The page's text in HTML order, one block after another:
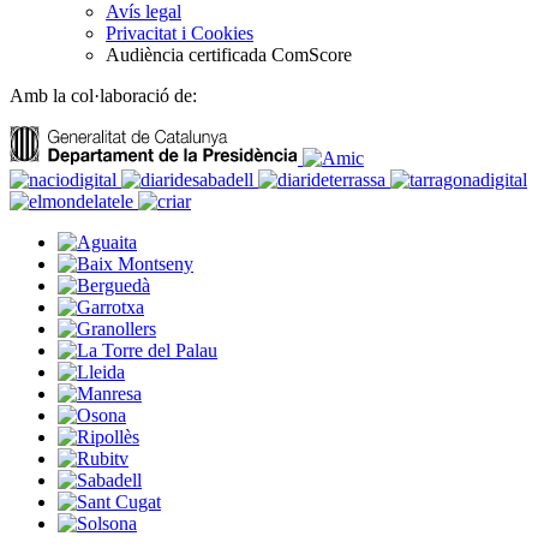
Avís legal
Privacitat i Cookies
Audiència certificada ComScore
Amb la col·laboració de: